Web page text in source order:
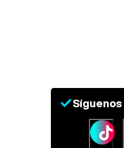
Síguenos